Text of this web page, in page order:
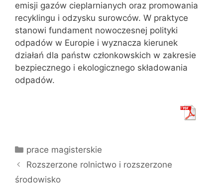
emisji gazów cieplarnianych oraz promowania
recyklingu i odzysku surowców. W praktyce
stanowi fundament nowoczesnej polityki
odpadów w Europie i wyznacza kierunek
działań dla państw członkowskich w zakresie
bezpiecznego i ekologicznego składowania
odpadów.
Kategorie
prace magisterskie
Rozszerzone rolnictwo i rozszerzone
środowisko